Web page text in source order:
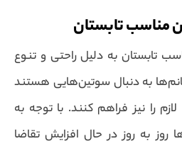
تابستان
تابستان به دلیل راحتی و تنوع
به دنبال سوتین‌هایی هستند
را نیز فراهم کنند. با توجه به
به روز در حال افزایش تقاضا